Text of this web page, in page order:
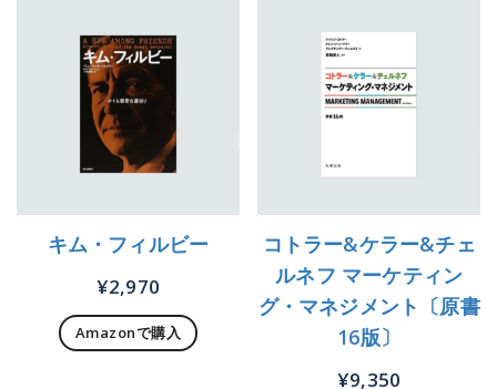
キム・フィルビー
¥2,970
Amazonで購入
コトラー&ケラー&チェ
ルネフ マーケティン
グ・マネジメント〔原書
16版〕
¥9,350